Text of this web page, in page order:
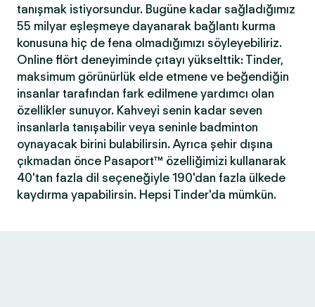
tanışmak istiyorsundur. Bugüne kadar sağladığımız
55 milyar eşleşmeye dayanarak bağlantı kurma
konusuna hiç de fena olmadığımızı söyleyebiliriz.
Online flört deneyiminde çıtayı yükselttik: Tinder,
maksimum görünürlük elde etmene ve beğendiğin
insanlar tarafından fark edilmene yardımcı olan
özellikler sunuyor. Kahveyi senin kadar seven
insanlarla tanışabilir veya seninle badminton
oynayacak birini bulabilirsin. Ayrıca şehir dışına
çıkmadan önce Pasaport™ özelliğimizi kullanarak
40'tan fazla dil seçeneğiyle 190'dan fazla ülkede
kaydırma yapabilirsin. Hepsi Tinder'da mümkün.